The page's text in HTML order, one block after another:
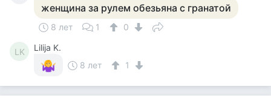
женщина за рулем обезьяна с гранатой
8 лет 1 0
LK
Lilija K.
8 лет
1